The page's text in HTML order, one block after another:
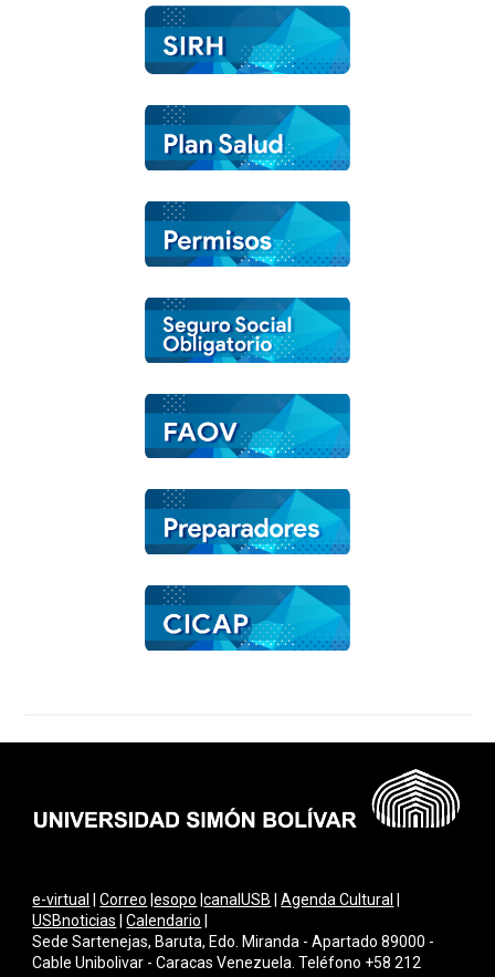
e-virtual |Correo |esopo |canalUSB |Agenda Cultural
USBnoticias |Calendario
Sede Sartenejas, Baruta, Edo. Miranda - Apartado 89000 -
Cable Unibolivar - Caracas Venezuela. Teléfono +58 212